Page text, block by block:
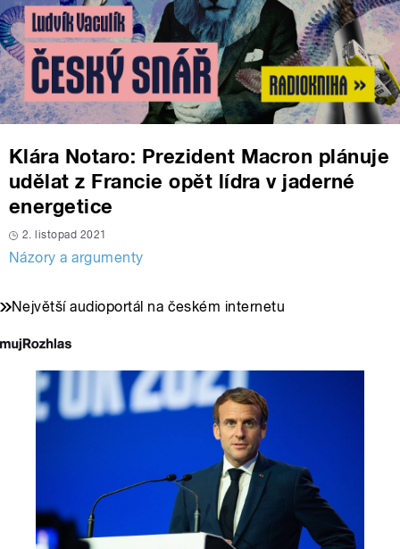
Klára Notaro: Prezident Macron plánuje
udělat z Francie opět lídra v jaderné
energetice
2. listopad 2021
Názory a argumenty
Největší audioportál na českém internetu